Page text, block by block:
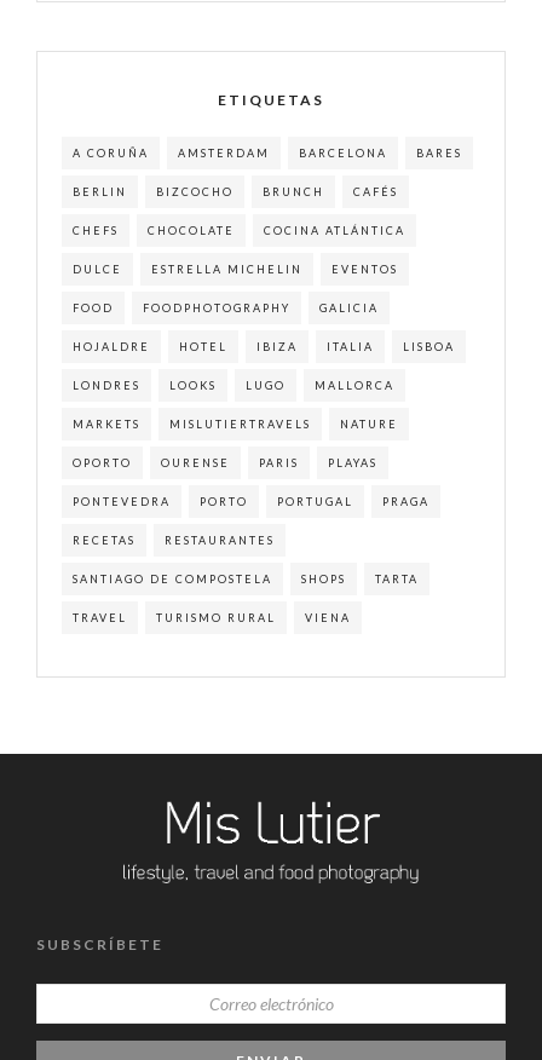
ETIQUETAS
A CORUÑA AMSTERDAM BARCELONA BARES
BERLIN BIZCOCHO BRUNCH CAFÉS
CHEFS CHOCOLATE COCINA ATLÁNTICA
DULCE ESTRELLA MICHELIN EVENTOS
FOOD FOODPHOTOGRAPHY GALICIA
HOJALDRE HOTEL IBIZA ITALIA LISBOA
LONDRES LOOKS LUGO MALLORCA
MARKETS MISLUTIERTRAVELS NATURE
OPORTO OURENSE PARIS PLAYAS
PONTEVEDRA PORTO PORTUGAL PRAGA
RECETAS RESTAURANTES
SANTIAGO DE COMPOSTELA SHOPS TARTA
TRAVEL TURISMO RURAL VIENA
SUBSCRÍBETE